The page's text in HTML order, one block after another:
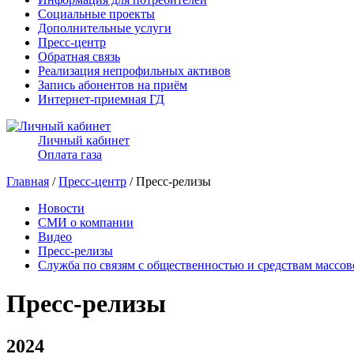
Социальные проекты
Дополнительные услуги
Пресс-центр
Обратная связь
Реализация непрофильных активов
Запись абонентов на приём
Интернет-приемная ГД
Личный кабинет
Оплата газа
Главная /Пресс-центр / Пресс-релизы
Новости
СМИ о компании
Видео
Пресс-релизы
Служба по связям с общественностью и средствам
Пресс-релизы
2024